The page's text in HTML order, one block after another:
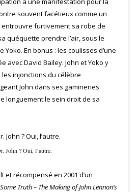
souvent facétieux comme un
entrouvre furtivement sa robe de
quéquette prendre l’air, sous le
En bonus : les coulisses d’une
avec David Bailey. John et Yoko y
injonctions du célèbre
John dans ses gamineries
longuement le sein droit de sa
John ? Oui, l’autre.
et récompensé en 2001 d’un
Truth – The Making of John Lennon’s